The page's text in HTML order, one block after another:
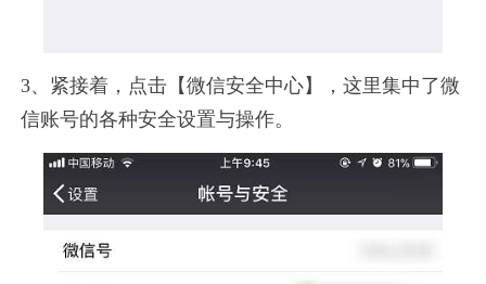
3、紧接着，点击【微信安全中心】，这里集中了微
信账号的各种安全设置与操作。